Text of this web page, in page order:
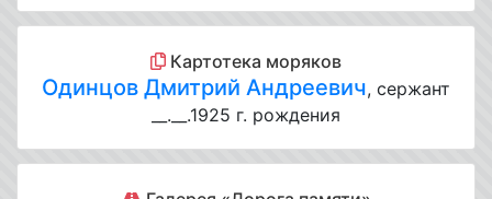
Картотека моряков
Одинцов Дмитрий Андреевич, сержант
__.__.1925 г. рождения